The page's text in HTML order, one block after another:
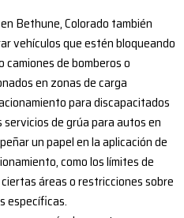
Bethune, Colorado también
vehículos que estén bloqueando
camiones de bomberos o
en zonas de carga
para discapacitados
de grúa para autos en
un papel en la aplicación de
como los límites de
áreas o restricciones sobre
específicas.